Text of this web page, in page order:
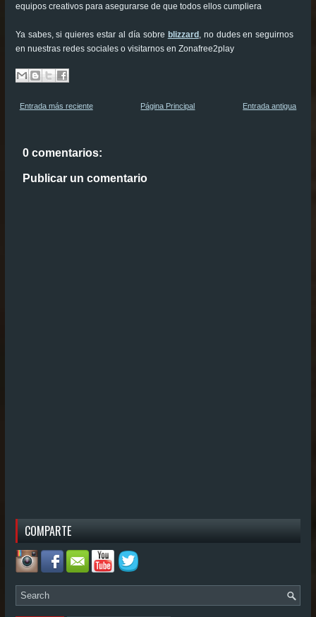
equipos creativos para asegurarse de que todos ellos cumpliera
Ya sabes, si quieres estar al día sobre blizzard , no dudes en seguirnos
en nuestras redes sociales o visitarnos en Zonafree2play
Entrada más reciente Entrada antigua
Página Principal
0 comentarios:
Publicar un comentario
COMPARTE